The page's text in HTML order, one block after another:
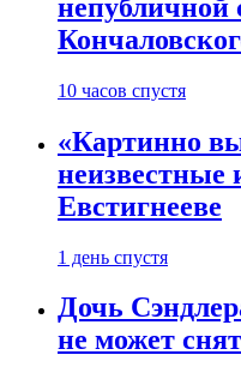
непубличной
10 часов спустя
«Картинно
неизвестные
Евстигнееве
1 день спустя
Дочь
не может